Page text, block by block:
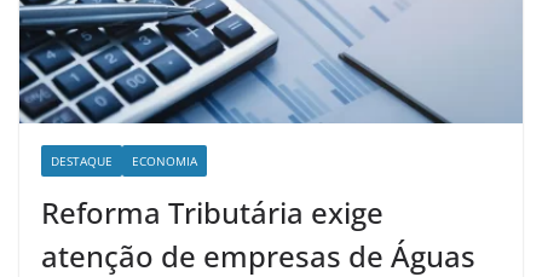
DESTAQUE ECONOMIA
Reforma Tributária exige
atenção de empresas de Águas